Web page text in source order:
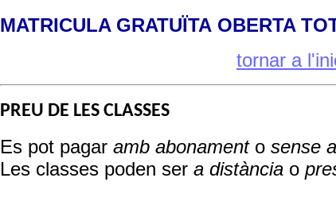
MATRICULA GRATUÏTA OBERTA
tornar a
PREU DE LES CLASSES
Es pot pagar amb abonamento sense
Les classes poden ser a distància o